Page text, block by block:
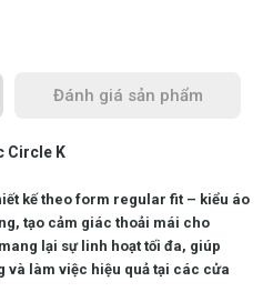
Đánh giá sản phẩm
Circle K
kế theo form regular fit – kiểu áo
tạo cảm giác thoải mái cho
lại sự linh hoạt tối đa, giúp
và làm việc hiệu quả tại các cửa